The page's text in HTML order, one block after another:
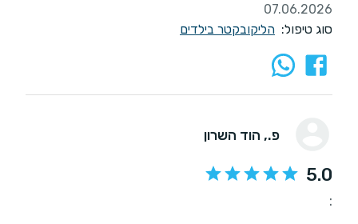
07.06.2026
סוג טיפול: הליקובקטר בילדים
פ., הוד השרון
5.0